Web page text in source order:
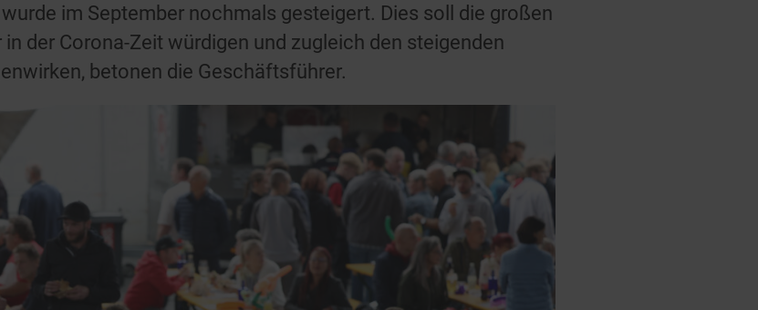
im September nochmals gesteigert. Dies soll die großen
der Corona-Zeit würdigen und zugleich den steigenden
betonen die Geschäftsführer.